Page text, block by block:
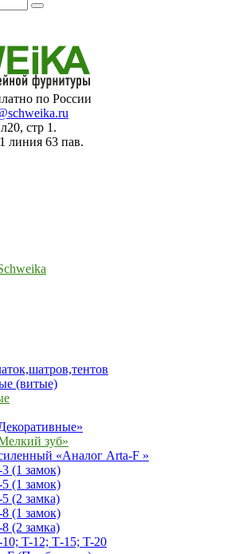
по России
стр 1.
линия 63 пав.
(витые)
зуб»
«Аналог Arta-F »
(1 замок)
(1 замок)
(2 замка)
(1 замок)
(2 замка)
10; T-12; Т-15; T-20